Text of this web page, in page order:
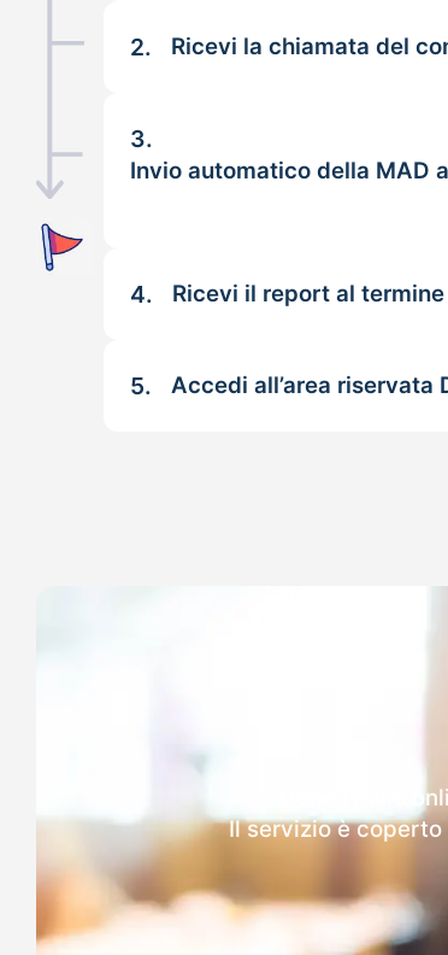
2. Ricevi la chiamata del
3.
Invio automatico della MAD
4. Ricevi il report al
5. Accedi all’area riservata
Dopo l'invio
Il servizio è